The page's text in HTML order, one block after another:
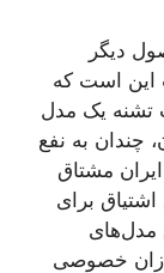
دیگر
این است که
98 و 99 به شدت تشنه یک مدل
چندان به نفع
مشتاق
برای
باشد. انواع مدل‌های
خصوصی